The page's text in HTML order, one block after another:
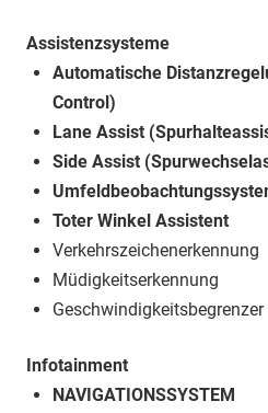
Assistenzsysteme
Automatische
Control)
Lane Assist
Side Assist
Toter Winkel Assistent
Verkehrszeichenerkennung
Müdigkeitserkennung
Geschwindigkeitsbegrenzer
Infotainment
NAVIGATIONSSYSTEM